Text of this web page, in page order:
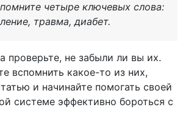
четыре ключевых слова:
травма, диабет.
проверьте, не забыли ли вы их.
вспомнить какое-то из них,
и начинайте помогать своей
системе эффективно бороться с